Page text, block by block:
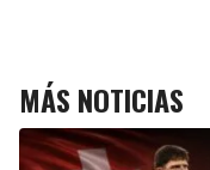
MÁS NOTICIAS